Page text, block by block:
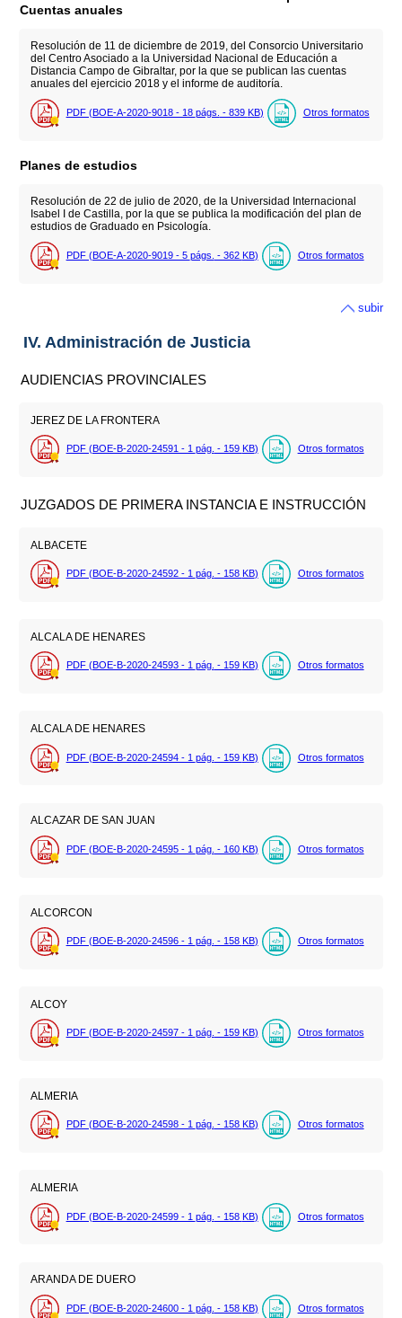
Cuentas anuales
Resolución de 11 de diciembre de 2019, del Consorcio Universitario
del Centro Asociado a la Universidad Nacional de Educación a
Distancia Campo de Gibraltar, por la que se publican las cuentas
anuales del ejercicio 2018 y el informe de auditoría.
PDF (BOE-A-2020-9018 - 18 págs. - 839 KB) Otros formatos
Planes de estudios
Resolución de 22 de julio de 2020, de la Universidad Internacional
Isabel I de Castilla, por la que se publica la modificación del plan de
estudios de Graduado en Psicología.
PDF (BOE-A-2020-9019 - 5 págs. - 362 KB) Otros formatos
subir
IV. Administración de Justicia
AUDIENCIAS PROVINCIALES
JEREZ DE LA FRONTERA
PDF (BOE-B-2020-24591 - 1 pág. - 159 KB) Otros formatos
JUZGADOS DE PRIMERA INSTANCIA E INSTRUCCIÓN
ALBACETE
PDF (BOE-B-2020-24592 - 1 pág. - 158 KB) Otros formatos
ALCALA DE HENARES
PDF (BOE-B-2020-24593 - 1 pág. - 159 KB) Otros formatos
ALCALA DE HENARES
PDF (BOE-B-2020-24594 - 1 pág. - 159 KB) Otros formatos
ALCAZAR DE SAN JUAN
PDF (BOE-B-2020-24595 - 1 pág. - 160 KB) Otros formatos
ALCORCON
PDF (BOE-B-2020-24596 - 1 pág. - 158 KB) Otros formatos
ALCOY
PDF (BOE-B-2020-24597 - 1 pág. - 159 KB) Otros formatos
ALMERIA
PDF (BOE-B-2020-24598 - 1 pág. - 158 KB) Otros formatos
ALMERIA
PDF (BOE-B-2020-24599 - 1 pág. - 158 KB) Otros formatos
ARANDA DE DUERO
PDF (BOE-B-2020-24600 - 1 pág. - 158 KB) Otros formatos